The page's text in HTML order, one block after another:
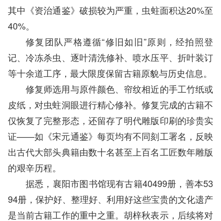
其中《资治通鉴》破损较为严重，虫蛀面积达20%至
40%。
修复团队严格遵循“修旧如旧”原则，经拍照登
记、冷冻杀虫、逐叶清洗修补、喷水压平、折叶装订
等十余道工序，最大限度保留古籍原貌与历史信息。
修复师选用与原件颜色、帘纹相近的手工竹纸或
皮纸，对虫蛀洞眼进行精心修补。修复完成的古籍不
仅恢复了完整形态，还留存了明代雕版印刷的珍贵实
证——如《宋元通鉴》每页均有不同刻工署名，反映
出古代大部头典籍由数十名甚至上百名工匠数年雕版
的艰辛历程。
据悉，襄阳市图书馆现有古籍40499册，善本53
94册，保护好、整理好、利用好这些宝贵的文化遗产
是当前古籍工作的重中之重。胡梓秋表示，后续将对